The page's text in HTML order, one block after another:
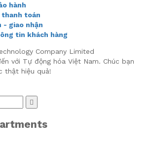
hành
thanh toán
- giao nhận
tin khách hàng
Company Limited
với Tự động hóa Việt Nam. Chúc bạn
thật hiệu quả!